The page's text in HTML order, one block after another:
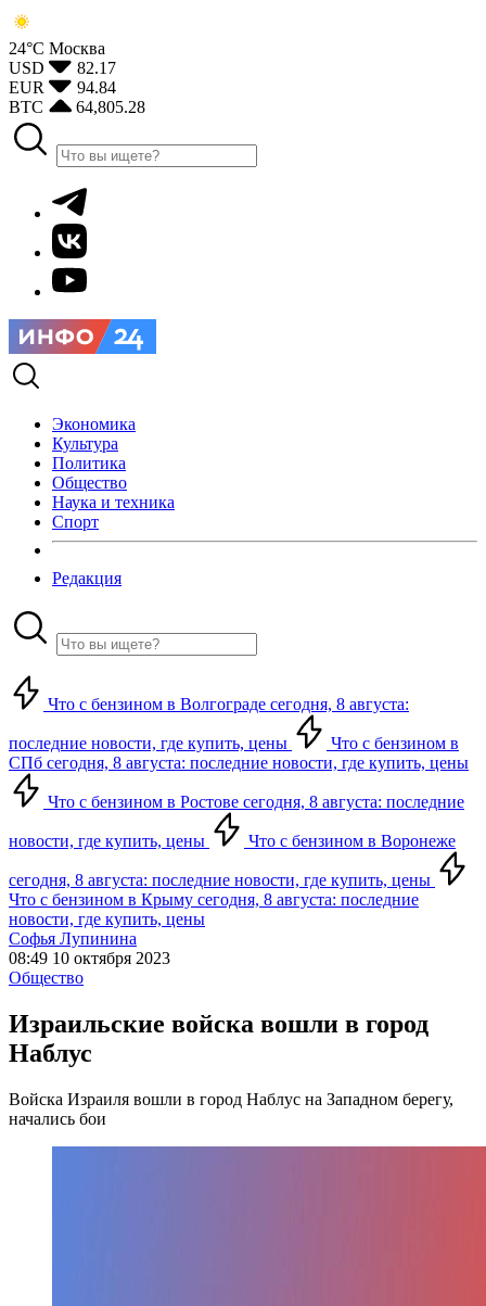
24°С Москва
USD
82.17
EUR
94.84
BTC
64,805.28
Экономика
Культура
Политика
Общество
Наука и техника
Спорт
Редакция
Что с бензином в Волгограде сегодня, 8 августа:
последние новости, где купить, цены
Что с бензином в
СПб сегодня, 8 августа: последние новости, где купить, цены
Что с бензином в Ростове сегодня, 8 августа: последние
новости, где купить, цены Что с бензином в Воронеже
сегодня, 8 августа: последние новости, где купить, цены
Что с бензином в Крыму сегодня, 8 августа: последние
новости, где купить, цены
Софья Лупинина
08:49 10 октября 2023
Общество
Израильские войска вошли в город
Наблус
Войска Израиля вошли в город Наблус на Западном берегу,
начались бои